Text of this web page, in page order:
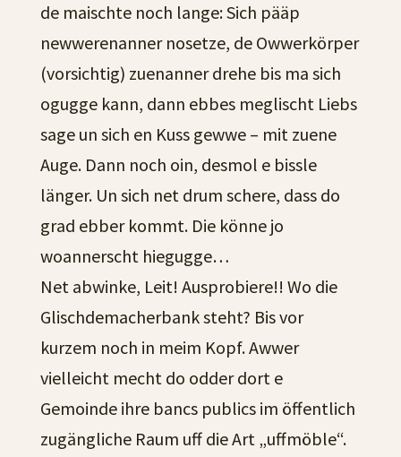
de maischte noch lange: Sich pääp
newwerenanner nosetze, de Owwerkörper
(vorsichtig) zuenanner drehe bis ma sich
ogugge kann, dann ebbes meglischt Liebs
sage un sich en Kuss gewwe – mit zuene
Auge. Dann noch oin, desmol e bissle
länger. Un sich net drum schere, dass do
grad ebber kommt. Die könne jo
woannerscht hiegugge…
Net abwinke, Leit! Ausprobiere!! Wo die
Glischdemacherbank steht? Bis vor
kurzem noch in meim Kopf. Awwer
vielleicht mecht do odder dort e
Gemoinde ihre bancs publics im öffentlich
zugängliche Raum uff die Art „uffmöble“.